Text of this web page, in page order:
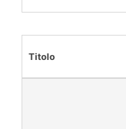
Titolo